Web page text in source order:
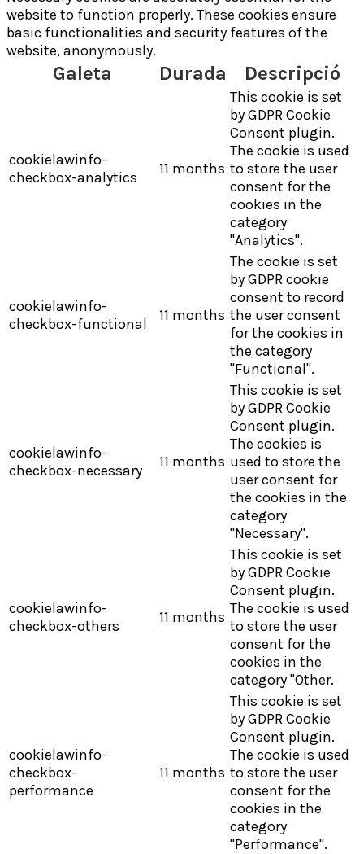
website to function properly. These cookies ensure
basic functionalities and security features of the
website, anonymously.
Galeta Durada Descripció
cookielawinfo-
checkbox-analytics
11 months
This cookie is set
by GDPR Cookie
Consent plugin.
The cookie is used
to store the user
consent for the
cookies in the
category
"Analytics".
cookielawinfo-
checkbox-functional
11 months
The cookie is set
by GDPR cookie
consent to record
the user consent
for the cookies in
the category
"Functional".
cookielawinfo-
checkbox-necessary
11 months
This cookie is set
by GDPR Cookie
Consent plugin.
The cookies is
used to store the
user consent for
the cookies in the
category
"Necessary".
cookielawinfo-
checkbox-others
11 months
This cookie is set
by GDPR Cookie
Consent plugin.
The cookie is used
to store the user
consent for the
cookies in the
category "Other.
cookielawinfo-
checkbox-
performance
11 months
This cookie is set
by GDPR Cookie
Consent plugin.
The cookie is used
to store the user
consent for the
cookies in the
category
"Performance".